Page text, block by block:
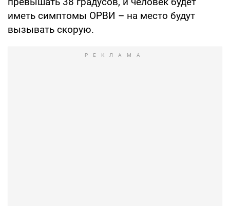
иметь симптомы ОРВИ – на место будут
вызывать скорую.